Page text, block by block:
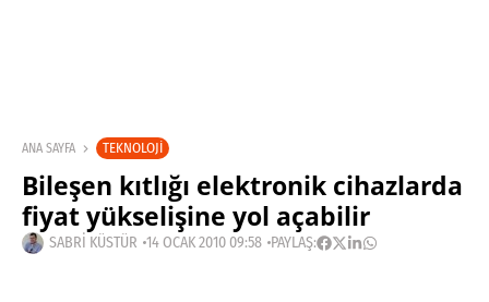
ANA SAYFA TEKNOLOJI
Bileşen kıtlığı elektronik cihazlarda
fiyat yükselişine yol açabilir
SABRI KÜSTÜR 14 OCAK 2010 09:58 PAYLAŞ: